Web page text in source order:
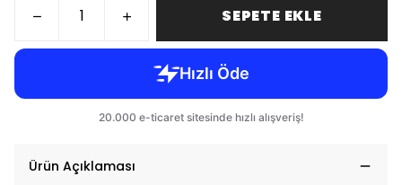
SEPETE EKLE
Ürün Açıklaması